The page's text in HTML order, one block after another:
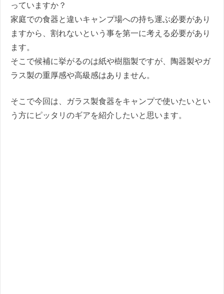
っていますか？
家庭での食器と違いキャンプ場への持ち運ぶ必要があり
ますから、割れないという事を第一に考える必要があり
ます。
そこで候補に挙がるのは紙や樹脂製ですが、陶器製やガ
ラス製の重厚感や高級感はありません。
そこで今回は、ガラス製食器をキャンプで使いたいとい
う方にピッタリのギアを紹介したいと思います。